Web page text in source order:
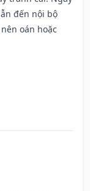
đến nội bộ
oán hoặc